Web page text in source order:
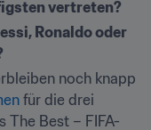
vertreten?
Ronaldo oder
noch knapp
für die drei
The Best – FIFA-